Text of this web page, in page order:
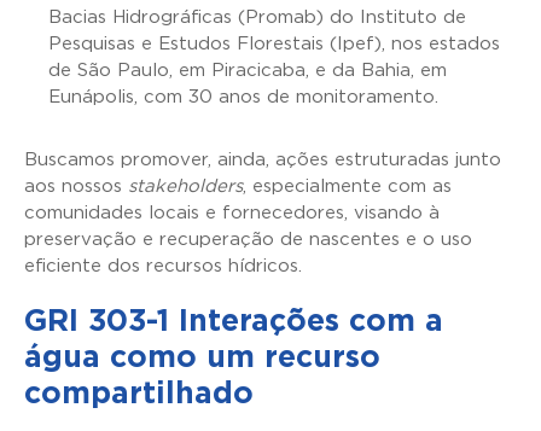
Bacias Hidrográficas (Promab) do Instituto de
Pesquisas e Estudos Florestais (Ipef), nos estados
de São Paulo, em Piracicaba, e da Bahia, em
Eunápolis, com 30 anos de monitoramento.
Buscamos promover, ainda, ações estruturadas junto
aos nossos stakeholders, especialmente com as
comunidades locais e fornecedores, visando à
preservação e recuperação de nascentes e o uso
eficiente dos recursos hídricos.
GRI 303-1 Interações com a
água como um recurso
compartilhado